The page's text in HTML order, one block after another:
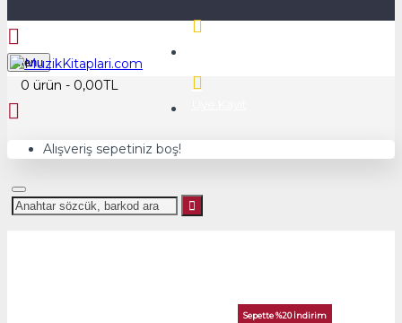
Menu
0 ürün - 0,00TL
Alışveriş sepetiniz boş!
Sepette %20 İndirim